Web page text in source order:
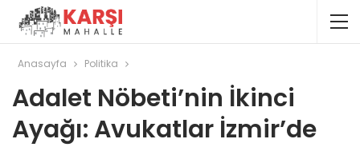
Anasayfa Politika
Adalet Nöbeti’nin İkinci
Ayağı: Avukatlar İzmir’de